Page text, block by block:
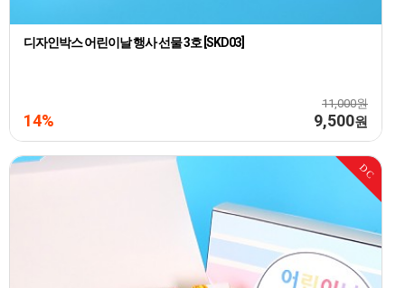
디자인박스 어린이날 행사 선물 3호 [SKD03]
11,000원
14% 9,500원
DC